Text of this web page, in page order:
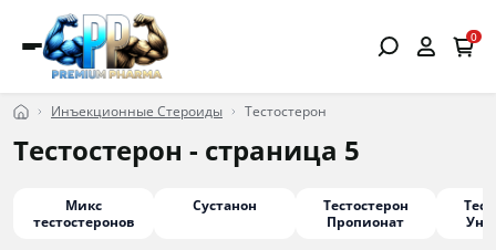
0
Инъекционные Стероиды Тестостерон
Тестостерон - страница 5
Микс
тестостеронов
Сустанон
Тестостерон
Пропионат